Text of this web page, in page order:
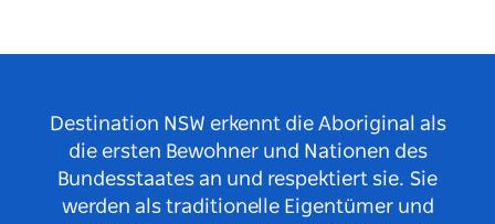
Destination NSW erkennt die Aboriginal als
die ersten Bewohner und Nationen des
Bundesstaates an und respektiert sie. Sie
werden als traditionelle Eigentümer und